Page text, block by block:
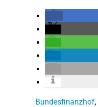
Bundesfinanzhof,